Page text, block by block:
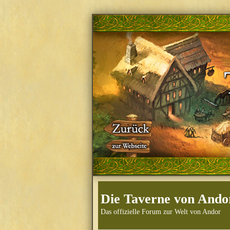
Die Taverne von
Das offizielle Forum zur Welt von Andor